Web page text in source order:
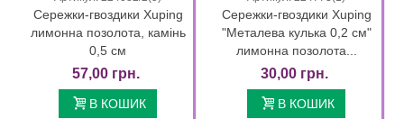
Сережки-гвоздики Xuping
лимонна позолота, камінь
0,5 см
57,00 грн.
В КОШИК
Сережки-гвоздики Xuping
"Металева кулька 0,2 см"
лимонна позолота...
30,00 грн.
В КОШИК